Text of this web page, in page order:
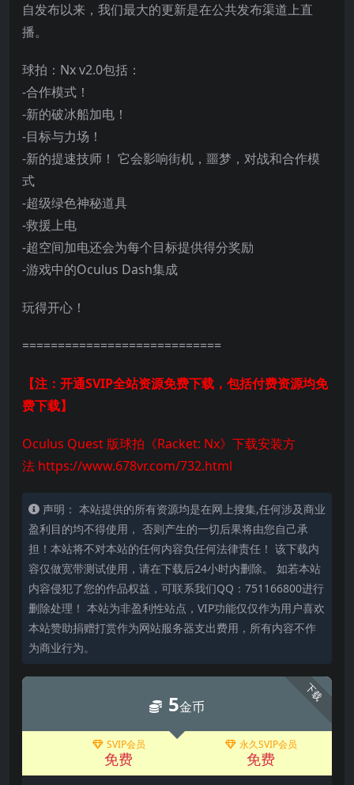
自发布以来，我们最大的更新是在公共发布渠道上直
播。
球拍：Nx v2.0包括：
-合作模式！
-新的破冰船加电！
-目标与力场！
-新的提速技师！ 它会影响街机，噩梦，对战和合作模
式
-超级绿色神秘道具
-救援上电
-超空间加电还会为每个目标提供得分奖励
-游戏中的Oculus Dash集成
玩得开心！
============================
【注：开通SVIP全站资源免费下载，包括付费资源均免
费下载】
Oculus Quest 版球拍《Racket: Nx》下载安装方
法 https://www.678vr.com/732.html
声明： 本站提供的所有资源均是在网上搜集,任何涉及商业
盈利目的均不得使用， 否则产生的一切后果将由您自己承
担！本站将不对本站的任何内容负任何法律责任！ 该下载内
容仅做宽带测试使用，请在下载后24小时内删除。 如若本站
内容侵犯了您的作品权益，可联系我们QQ：751166800进行
删除处理！ 本站为非盈利性站点，VIP功能仅仅作为用户喜欢
本站赞助捐赠打赏作为网站服务器支出费用，所有内容不作
为商业行为。
下载
5金币
SVIP会员
免费
永久SVIP会员
免费